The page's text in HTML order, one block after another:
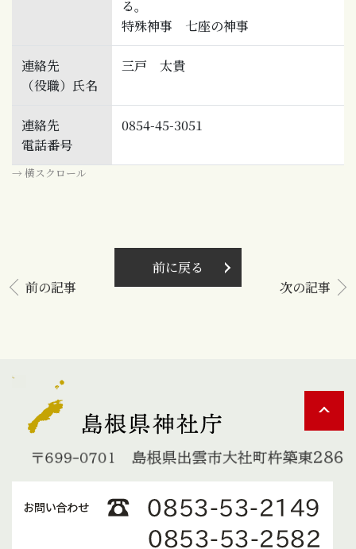
特殊神事 七座の神事
連絡先
（役職）氏名
三戸 太貴
連絡先
電話番号
0854-45-3051
→ 横スクロール
前に戻る
前の記事
次の記事